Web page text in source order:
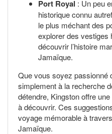
Port Royal : Un peu
historique connu
le plus méchant des
explorer des vestiges
découvrir l’histoire
Jamaïque.
Que vous soyez passionné
simplement à la recherche
détendre, Kingston offre
à découvrir. Ces
voyage mémorable à
Jamaïque.